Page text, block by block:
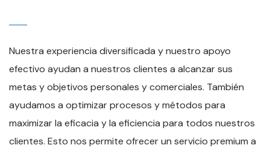
Nuestra experiencia diversificada y nuestro apoyo
efectivo ayudan a nuestros clientes a alcanzar sus
metas y objetivos personales y comerciales. También
ayudamos a optimizar procesos y métodos para
maximizar la eficacia y la eficiencia para todos nuestros
clientes. Esto nos permite ofrecer un servicio premium a